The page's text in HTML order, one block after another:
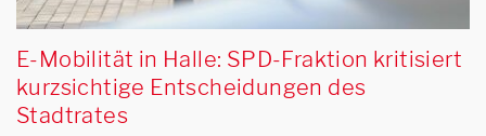
E-Mobilität in Halle: SPD-Fraktion kritisiert
kurzsichtige Entscheidungen des
Stadtrates